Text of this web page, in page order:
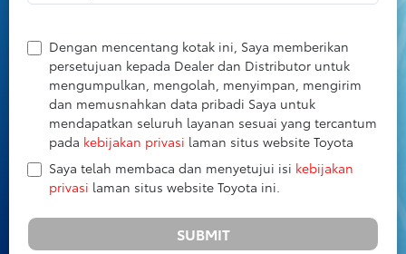
Dengan mencentang kotak ini, Saya memberikan
persetujuan kepada Dealer dan Distributor untuk
mengumpulkan, mengolah, menyimpan, mengirim
dan memusnahkan data pribadi Saya untuk
mendapatkan seluruh layanan sesuai yang tercantum
pada kebijakan privasi laman situs website Toyota
Saya telah membaca dan menyetujui isi kebijakan
privasi laman situs website Toyota ini.
SUBMIT